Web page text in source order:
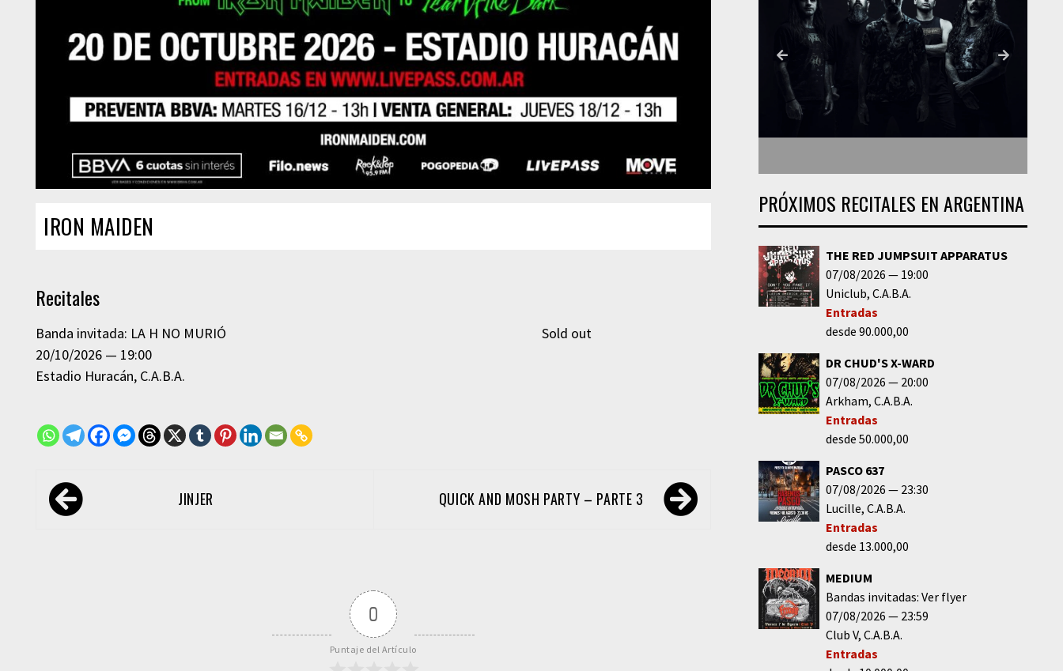
IRON MAIDEN
Recitales
Banda invitada: LA H NO MURIÓ
20/10/2026
19:00
Estadio Huracán C.A.B.A.
Sold out
Navegación
de JINJER QUICK AND MOSH PARTY – PARTE 3
0
Puntaje del Artículo
PRÓXIMOS RECITALES EN ARGENTINA
THE RED JUMPSUIT APPARATUS
07/08/2026
19:00
Uniclub C.A.B.A.
Entradas
desde 90.000,00
DR CHUD'S X-WARD
07/08/2026
20:00
Arkham C.A.B.A.
Entradas
desde 50.000,00
PASCO 637
07/08/2026
23:30
Lucille C.A.B.A.
Entradas
desde 13.000,00
MEDIUM
Bandas invitadas: Ver flyer
07/08/2026
23:59
Club V C.A.B.A.
Entradas